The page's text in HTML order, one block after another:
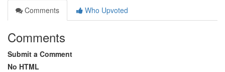
Comments
Who Upvoted
Comments
Submit a Comment
No HTML